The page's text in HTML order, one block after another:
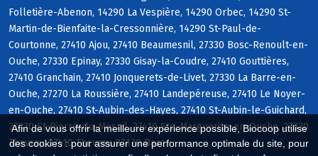
Afin de vous offrir la meilleure expérience possible, Biocoop utilise
des cookies : pour assurer une performance optimale du site, pour
Folletière-Abenon, 14290 La Vespière, 14290 Orbec, 14290 St-
Martin-de-Bienfaite-la-Cressonnière, 14290 St-Paul-de-
Courtonne, 27410 Ajou, 27410 Beaumesnil, 27330 Bosc-Renoult-en-
Ouche, 27330 Epinay, 27330 Gisay-la-Coudre, 27410 Gouttières,
27410 Granchain, 27410 Jonquerets-de-Livet, 27330 La Barre-en-
Ouche, 27270 La Roussière, 27410 Landepéreuse, 27410 Le Noyer-
en-Ouche, 27410 St-Aubin-des-Hayes, 27410 St-Aubin-le-Guichard,
27330 St-Pierre-du-Mesnil, 27410 Ste-Marguerite-en-Ouche, 27330
Thevray, 27410 Thevray, 27170 Barc